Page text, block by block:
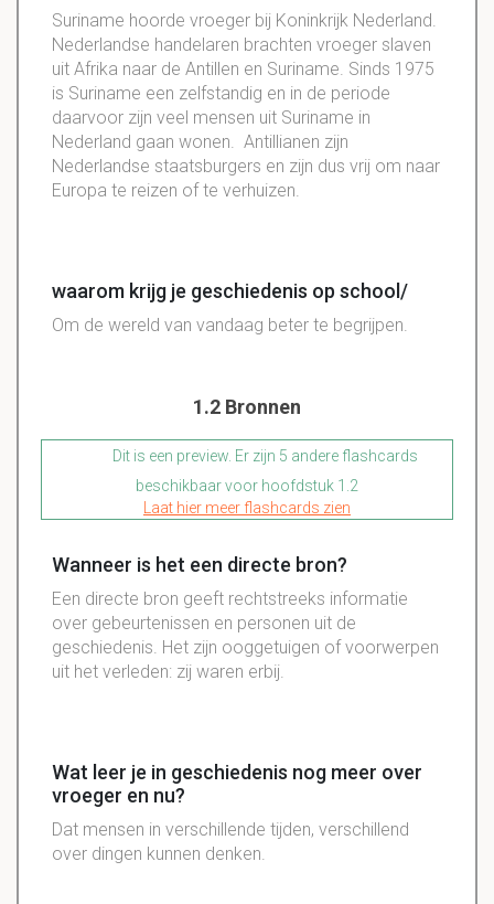
Suriname hoorde vroeger bij Koninkrijk Nederland.
Nederlandse handelaren brachten vroeger slaven
uit Afrika naar de Antillen en Suriname. Sinds 1975
is Suriname een zelfstandig en in de periode
daarvoor zijn veel mensen uit Suriname in
Nederland gaan wonen. Antillianen zijn
Nederlandse staatsburgers en zijn dus vrij om naar
Europa te reizen of te verhuizen.
waarom krijg je geschiedenis op school/
Om de wereld van vandaag beter te begrijpen.
1.2 Bronnen
Dit is een preview. Er zijn 5 andere flashcards
beschikbaar voor hoofdstuk 1.2
Laat hier meer flashcards zien
Wanneer is het een directe bron?
Een directe bron geeft rechtstreeks informatie
over gebeurtenissen en personen uit de
geschiedenis. Het zijn ooggetuigen of voorwerpen
uit het verleden: zij waren erbij.
Wat leer je in geschiedenis nog meer over
vroeger en nu?
Dat mensen in verschillende tijden, verschillend
over dingen kunnen denken.